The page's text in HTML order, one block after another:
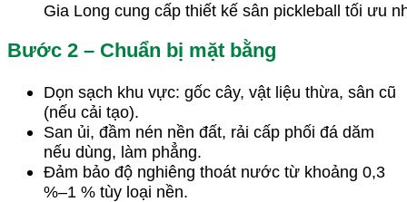
Gia Long cung cấp thiết kế sân pickleball tối ưu
Bước 2 – Chuẩn bị mặt bằng
Dọn sạch khu vực: gốc cây, vật liệu thừa, sân cũ
(nếu cải tạo).
San ủi, đầm nén nền đất, rải cấp phối đá dăm
nếu dùng, làm phẳng.
Đảm bảo độ nghiêng thoát nước từ khoảng 0,3
%–1 % tùy loại nền.